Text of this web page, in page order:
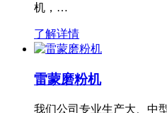
机，…
了解详情
雷蒙磨粉机
我们公司专业生产大、中